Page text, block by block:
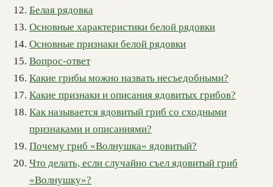
Белая рядовка
Основные характеристики белой рядовки
Основные признаки белой рядовки
Вопрос-ответ
Какие грибы можно назвать несъедобными?
Какие признаки и описания ядовитых грибов?
Как называется ядовитый гриб со сходными
признаками и описаниями?
Почему гриб «Волнушка» ядовитый?
Что делать, если случайно съел ядовитый гриб
«Волнушку»?